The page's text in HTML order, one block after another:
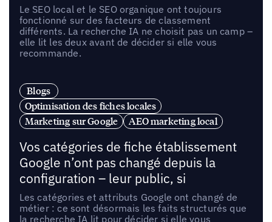
Le SEO local et le SEO organique ont toujours
fonctionné sur des facteurs de classement
différents. La recherche IA ne choisit pas un camp –
elle lit les deux avant de décider si elle vous
recommande.
Blogs
Optimisation des fiches locales
Marketing sur Google
AEO marketing local
Vos catégories de fiche établissement
Google n’ont pas changé depuis la
configuration – leur public, si
Les catégories et attributs Google ont changé de
métier : ce sont désormais les faits structurés que
la recherche IA lit pour décider si elle vous